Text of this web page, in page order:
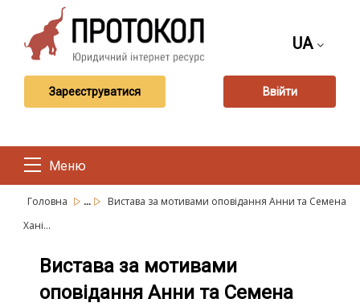
UA
Зареєструватися Ввійти
Меню
Головна ...
Вистава за мотивами оповідання Анни та Семена
Хані...
Вистава за мотивами
оповідання Анни та Семена